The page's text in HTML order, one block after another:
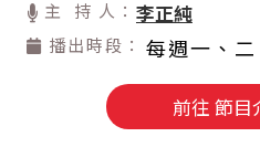
主 持 人： 李正純
播出時段： 每週一、
前往 節目